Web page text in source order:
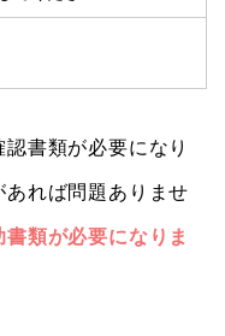
書類が必要になり
あれば問題ありませ
類が必要になりま